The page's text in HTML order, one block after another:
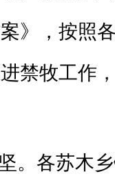
》，按照
禁牧工作
。 各苏木